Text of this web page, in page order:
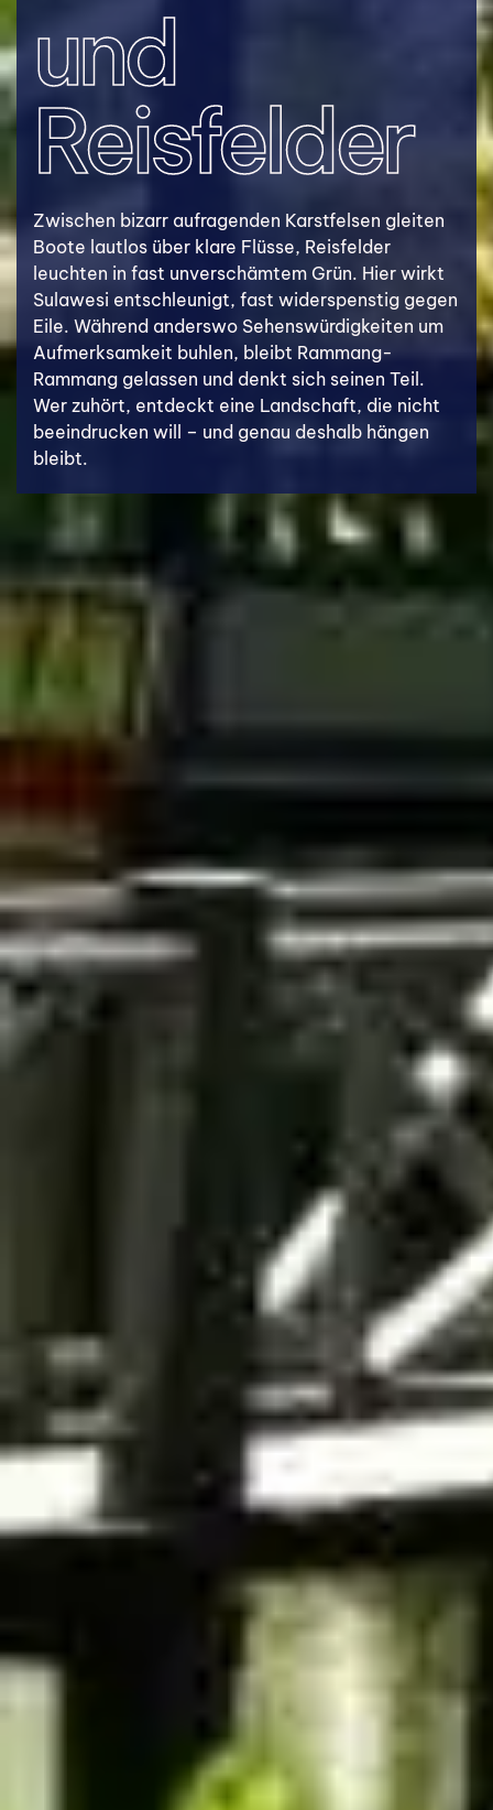
und
Reisfelder
Zwischen bizarr aufragenden Karstfelsen gleiten
Boote lautlos über klare Flüsse, Reisfelder
leuchten in fast unverschämtem Grün. Hier wirkt
Sulawesi entschleunigt, fast widerspenstig gegen
Eile. Während anderswo Sehenswürdigkeiten um
Aufmerksamkeit buhlen, bleibt Rammang-
Rammang gelassen und denkt sich seinen Teil.
Wer zuhört, entdeckt eine Landschaft, die nicht
beeindrucken will – und genau deshalb hängen
bleibt.